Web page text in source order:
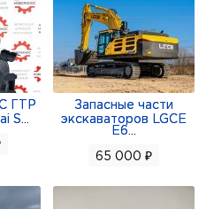
ГТР
S
Запасные части
экскаваторов LGCE
E6
65 000 ₽